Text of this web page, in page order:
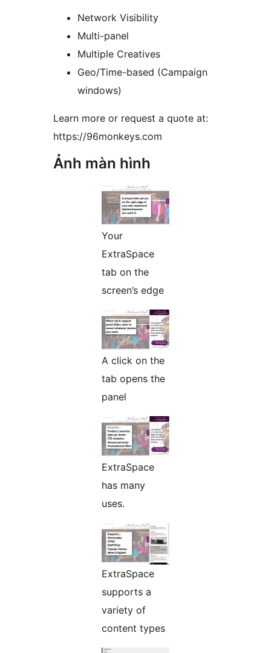
Network Visibility
Multi-panel
Multiple Creatives
Geo/Time-based (Campaign
windows)
Learn more or request a quote at:
https://96monkeys.com
Ảnh màn hình
Your
ExtraSpace
tab on the
screen’s edge
A click on the
tab opens the
panel
ExtraSpace
has many
uses.
ExtraSpace
supports a
variety of
content types